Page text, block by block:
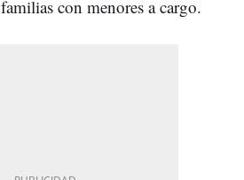
con menores a cargo.